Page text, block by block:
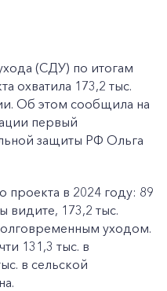
(СДУ) по итогам
охватила 173,2 тыс.
Об этом сообщила на
первый
защиты РФ Ольга
проекта в 2024 году: 89
видите, 173,2 тыс.
уходом.
131,3 тыс. в
в сельской